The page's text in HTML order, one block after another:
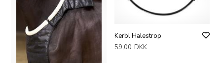
Kerbl Halestrop
59,00 DKK